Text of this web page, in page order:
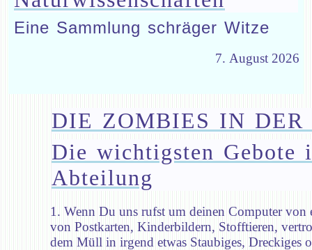
Eine Sammlung schräger Witze
7. August 2026
DIE ZOMBIES IN
Die wichtigsten Gebote
Abteilung
1. Wenn Du uns rufst um deinen Computer von
von Postkarten, Kinderbildern, Stofftieren,
dem Müll in irgend etwas Staubiges, Dreckiges